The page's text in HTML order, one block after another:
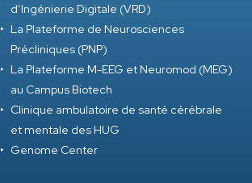
d’Ingénierie Digitale (VRD)
La Plateforme de Neurosciences
Précliniques (PNP)
La Plateforme M-EEG et Neuromod (MEG)
au Campus Biotech
Clinique ambulatoire de santé cérébrale
et mentale des HUG
Genome Center